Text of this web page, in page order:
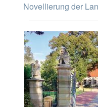
Novellierung der